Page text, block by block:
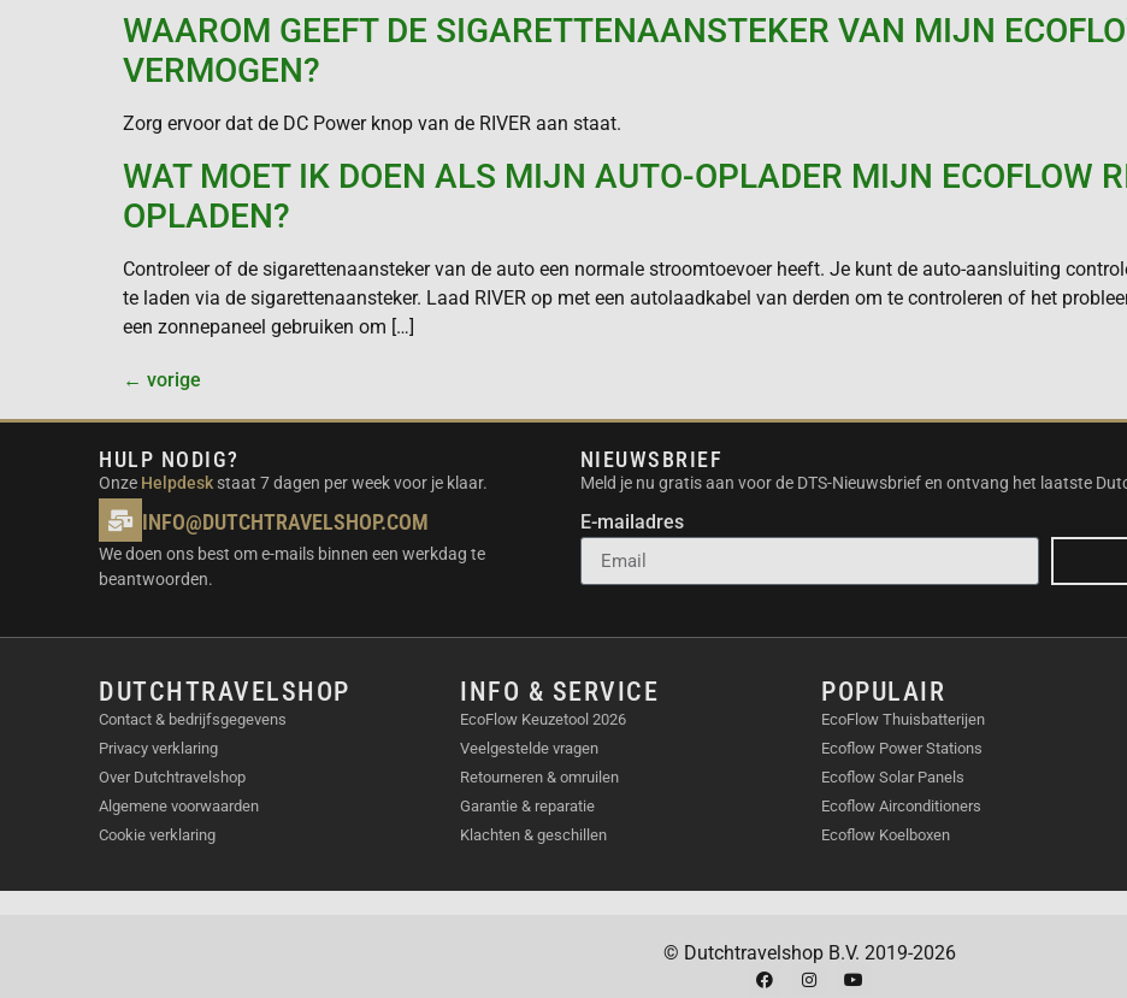
WAAROM GEEFT DE SIGARETTENAANSTEKER VAN MIJN
VERMOGEN?
Zorg ervoor dat de DC Power knop van de RIVER aan staat.
WAT MOET IK DOEN ALS MIJN AUTO-OPLADER MIJN ECOFLOW
OPLADEN?
Controleer of de sigarettenaansteker van de auto een normale stroomtoevoer heeft. Je kunt de auto-aansluiting
te laden via de sigarettenaansteker. Laad RIVER op met een autolaadkabel van derden om te controleren of het
een zonnepaneel gebruiken om […]
← vorige
HULP NODIG?
Onze Helpdesk staat 7 dagen per week voor je klaar.
INFO@DUTCHTRAVELSHOP.COM
We doen ons best om e-mails binnen een werkdag te
beantwoorden.
NIEUWSBRIEF
Meld je nu gratis aan voor de DTS-Nieuwsbrief en ontvang het laatste
E-mailadres
DUTCHTRAVELSHOP
Contact & bedrijfsgegevens
Privacy verklaring
Over Dutchtravelshop
Algemene voorwaarden
Cookie verklaring
INFO & SERVICE
EcoFlow Keuzetool 2026
Veelgestelde vragen
Retourneren & omruilen
Garantie & reparatie
Klachten & geschillen
POPULAIR
EcoFlow Thuisbatterijen
Ecoflow Power Stations
Ecoflow Solar Panels
Ecoflow Airconditioners
Ecoflow Koelboxen
© Dutchtravelshop B.V. 2019-2026